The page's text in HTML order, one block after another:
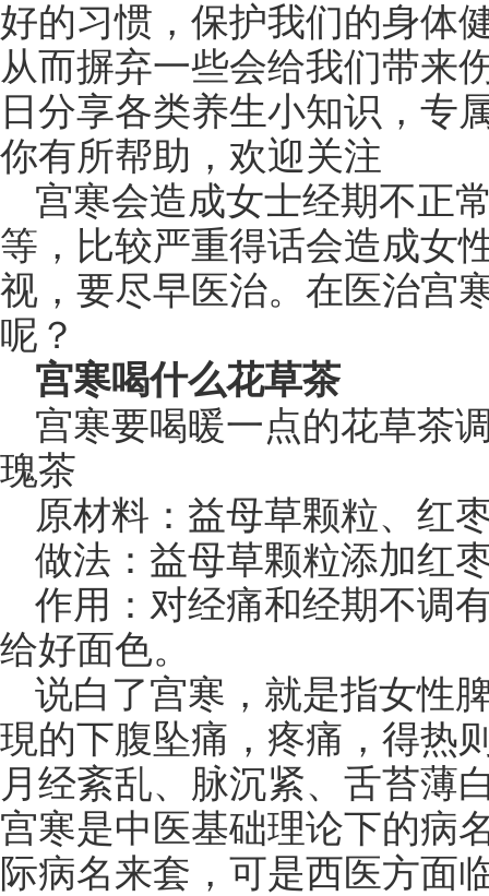
好的习惯，保护我们的身体
从而摒弃一些会给我们带来
日分享各类养生小知识，专
你有所帮助，欢迎关注
宫寒会造成女士经期不正
等，比较严重得话会造成女
视，要尽早医治。在医治宫
呢？
宫寒喝什么花草茶
宫寒要喝暖一点的花草茶
瑰茶
原材料：益母草颗粒、红
做法：益母草颗粒添加红
作用：对经痛和经期不调
给好面色。
说白了宫寒，就是指女性
現的下腹坠痛，疼痛，得热
月经紊乱、脉沉紧、舌苔薄
宫寒是中医基础理论下的病
际病名来套，可是西医方面